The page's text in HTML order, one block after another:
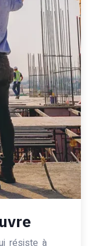
résiste à